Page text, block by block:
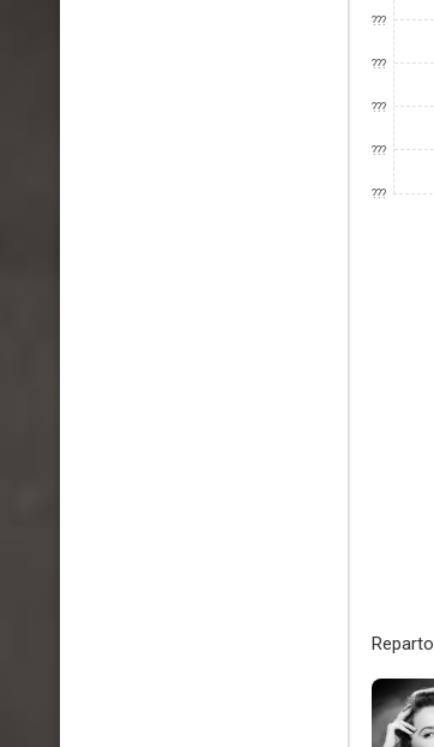
???
???
???
???
???
Reparto